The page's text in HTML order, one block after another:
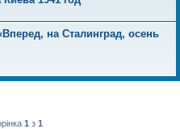
на Сталинград, осень
1 з 1